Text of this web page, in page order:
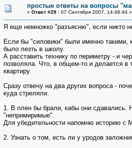
простые ответы на вопросы
« Ответ #29 :07 Сентября 2007, 14:48:44 »
Я еще немножко "разъясню", если никто
Если бы "силовики" были именно такими,
было лезть в школу.
А расставить технику по периметру - и
позволяла. Что, в общем-то и делается в
квартиру.
Сразу отвечу на два других вопроса -
куда стреляли.
1. В плен бы брали, кабы они сдавались.
"непримиримые".
Для убедительности напомню историю с
2. Узнать о том, есть ли у уродов